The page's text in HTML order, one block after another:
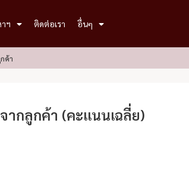
ฯ ติดต่อเรา อื่นๆ
ค้า
ากลูกค้า (คะแนนเฉลี่ย)